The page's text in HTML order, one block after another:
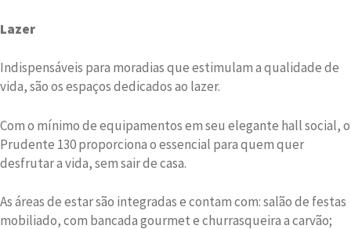
Lazer
Indispensáveis para moradias que estimulam a qualidade de
vida, são os espaços dedicados ao lazer.
Com o mínimo de equipamentos em seu elegante hall social, o
Prudente 130 proporciona o essencial para quem quer
desfrutar a vida, sem sair de casa.
As áreas de estar são integradas e contam com: salão de festas
mobiliado, com bancada gourmet e churrasqueira a carvão;